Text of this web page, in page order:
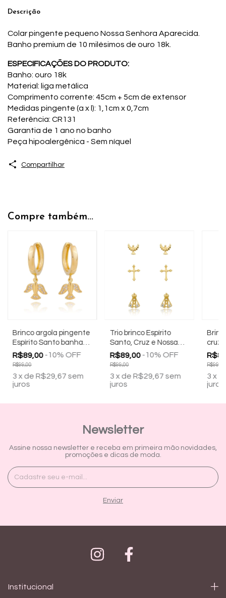
Descrição
Colar pingente pequeno Nossa Senhora Aparecida.
Banho premium de 10 milésimos de ouro 18k.
ESPECIFICAÇÕES DO PRODUTO:
Banho: ouro 18k
Material: liga metálica
Comprimento corrente: 45cm + 5cm de extensor
Medidas pingente (a x l): 1,1cm x 0,7cm
Referência: CR131
Garantia de 1 ano no banho
Peça hipoalergênica - Sem níquel
Compartilhar
Compre também...
Brinco argola pingente
Espírito Santo banhado
a ouro 18k
R$89,00-10% OFF
R$99,00
3 x de R$29,67 sem
juros
Trio brinco Espírito
Santo, Cruz e Nossa
Sra Aparecida
banhado a ouro 18k
R$89,00-10% OFF
R$99,00
3 x de R$29,67 sem
juros
cruz
18k
R$99,00
3 x
juros
Newsletter
Assine nossa newsletter e receba em primeira mão novidades,
promoções e dicas de moda.
Institucional